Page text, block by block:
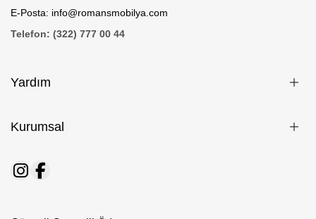
E-Posta: info@romansmobilya.com
Telefon: (322) 777 00 44
Yardım
Kurumsal